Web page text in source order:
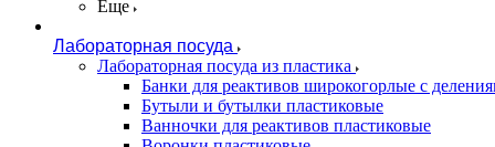
Еще
Лабораторная посуда
Лабораторная посуда из пластика
Банки для реактивов широкогорлые с
Бутыли и бутылки пластиковые
Ванночки для реактивов пластиковые